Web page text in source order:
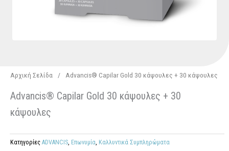
Αρχική Σελίδα / Advancis® Capilar Gold 30 κάψουλες + 30 κάψουλες
Advancis® Capilar Gold 30 κάψουλες + 30
κάψουλες
Κατηγορίες ADVANCIS Επωνυμία Καλλυντικά Συμπληρώματα